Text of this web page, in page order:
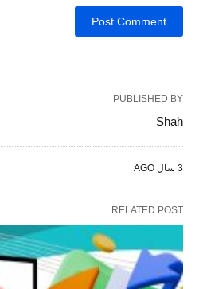
PUBLISHED BY
Shah
3 سال AGO
RELATED POST